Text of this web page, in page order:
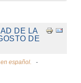
DE LA
DE
español.